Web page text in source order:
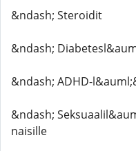
&ndash; Steroidit
&ndash;
&ndash; ADHD-
&ndash;
naisille